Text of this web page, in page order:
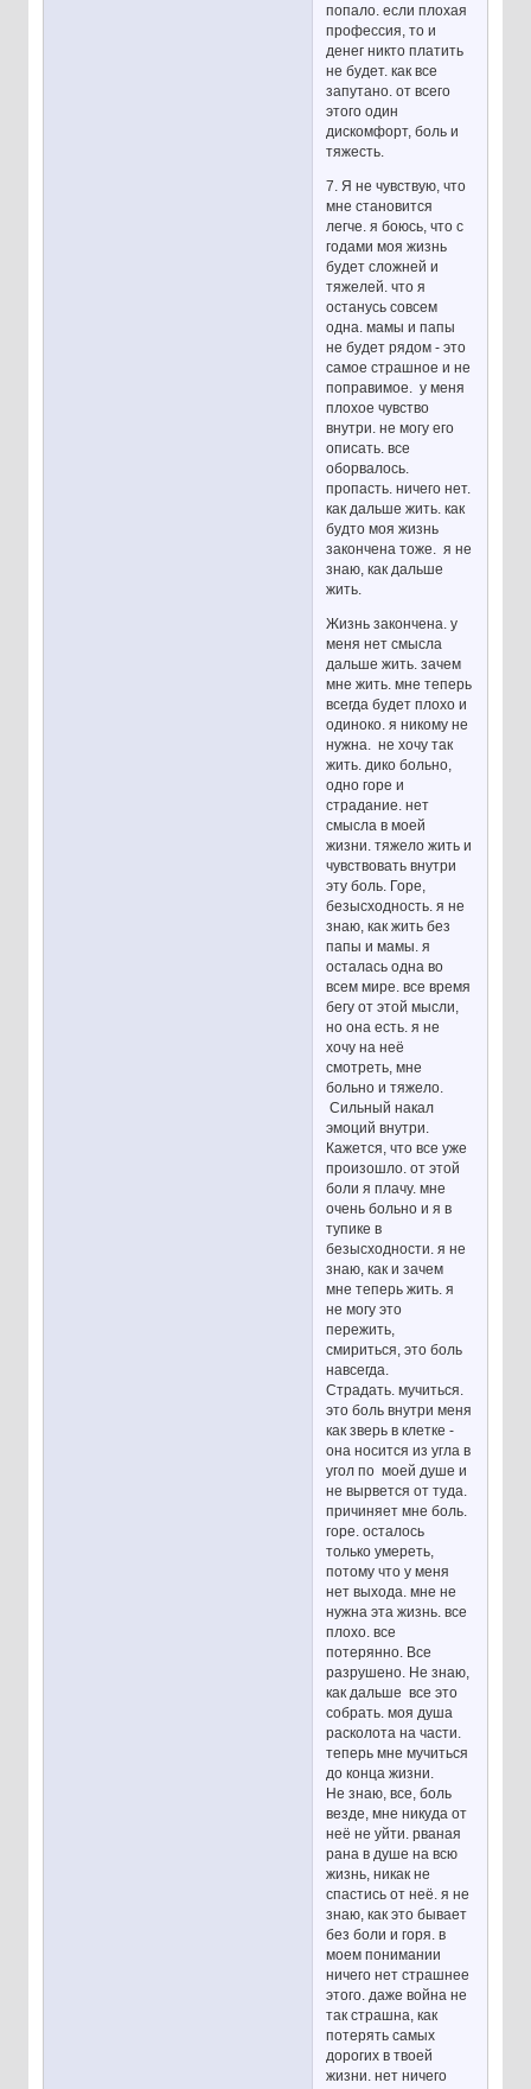
попало. если плохая
профессия, то и
денег никто платить
не будет. как все
запутано. от всего
этого один
дискомфорт, боль и
тяжесть.
7. Я не чувствую, что
мне становится
легче. я боюсь, что с
годами моя жизнь
будет сложней и
тяжелей. что я
останусь совсем
одна. мамы и папы
не будет рядом - это
самое страшное и не
поправимое. у меня
плохое чувство
внутри. не могу его
описать. все
оборвалось.
пропасть. ничего нет.
как дальше жить. как
будто моя жизнь
закончена тоже. я не
знаю, как дальше
жить.
Жизнь закончена. у
меня нет смысла
дальше жить. зачем
мне жить. мне теперь
всегда будет плохо и
одиноко. я никому не
нужна. не хочу так
жить. дико больно,
одно горе и
страдание. нет
смысла в моей
жизни. тяжело жить и
чувствовать внутри
эту боль. Горе,
безысходность. я не
знаю, как жить без
папы и мамы. я
осталась одна во
всем мире. все время
бегу от этой мысли,
но она есть. я не
хочу на неё
смотреть, мне
больно и тяжело.
Сильный накал
эмоций внутри.
Кажется, что все уже
произошло. от этой
боли я плачу. мне
очень больно и я в
тупике в
безысходности. я не
знаю, как и зачем
мне теперь жить. я
не могу это
пережить,
смириться, это боль
навсегда.
Страдать. мучиться.
это боль внутри меня
как зверь в клетке -
она носится из угла в
угол по моей душе и
не вырвется от туда.
причиняет мне боль.
горе. осталось
только умереть,
потому что у меня
нет выхода. мне не
нужна эта жизнь. все
плохо. все
потерянно. Все
разрушено. Не знаю,
как дальше все это
собрать. моя душа
расколота на части.
теперь мне мучиться
до конца жизни.
Не знаю, все, боль
везде, мне никуда от
неё не уйти. рваная
рана в душе на всю
жизнь, никак не
спастись от неё. я не
знаю, как это бывает
без боли и горя. в
моем понимании
ничего нет страшнее
этого. даже война не
так страшна, как
потерять самых
дорогих в твоей
жизни. нет ничего